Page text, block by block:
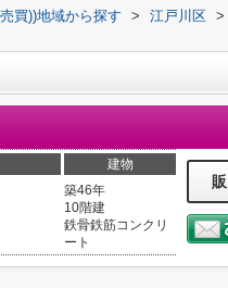
買))地域から探す > 江戸川区 >
建物
築46年
10階建
鉄骨鉄筋コンクリ
ート